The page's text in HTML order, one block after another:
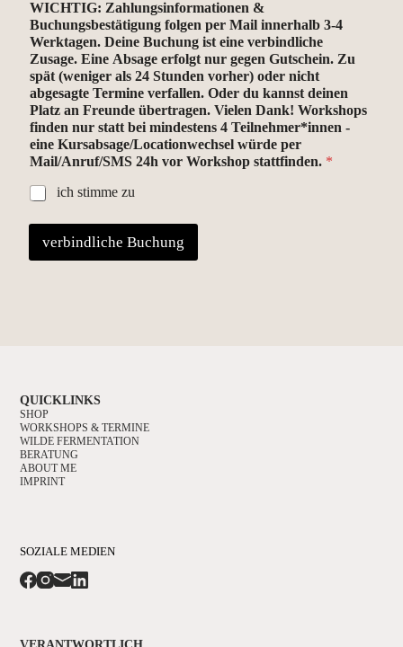
WICHTIG: Zahlungsinformationen &
Buchungsbestätigung folgen per Mail innerhalb 3-4
Werktagen. Deine Buchung ist eine verbindliche
Zusage. Eine Absage erfolgt nur gegen Gutschein. Zu
spät (weniger als 24 Stunden vorher) oder nicht
abgesagte Termine verfallen. Oder du kannst deinen
Platz an Freunde übertragen. Vielen Dank! Workshops
finden nur statt bei mindestens 4 Teilnehmer*innen -
eine Kursabsage/Locationwechsel würde per
Mail/Anruf/SMS 24h vor Workshop stattfinden. *
ich stimme zu
verbindliche Buchung
QUICKLINKS
SHOP
WORKSHOPS & TERMINE
WILDE FERMENTATION
BERATUNG
ABOUT ME
IMPRINT
SOZIALE MEDIEN